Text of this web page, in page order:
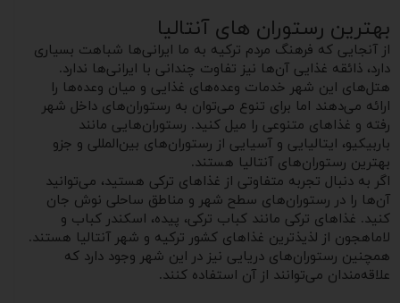
بهترین رستوران های آنتالیا
از آنجایی که فرهنگ مردم ترکیه به ما ایرانی‌ها شباهت بسیاری
دارد، ذائقه غذایی آن‌ها نیز تفاوت چندانی با ایرانی‌ها ندارد.
هتل‌های این شهر خدمات وعده‌های غذایی و میان‌ وعده‌ها را
ارائه می‌دهند اما برای تنوع می‌توان به رستوران‌های داخل شهر
رفته و غذاهای متنوعی را میل کنید. رستوران‌هایی مانند
باربیکیو، ایتالیایی و آسیایی از رستوران‌های بین‌المللی و جزو
بهترین رستوران‌های آنتالیا هستند.
اگر به دنبال تجربه متفاوتی از غذاهای ترکی هستید، می‌توانید
آن‌ها را در رستوران‌های سطح شهر و مناطق ساحلی نوش جان
کنید. غذاهای ترکی مانند کباب ترکی، پیده، اسکندر کباب و
لاماهجون از لذیذترین غذاهای کشور ترکیه و شهر آنتالیا هستند.
همچنین رستوران‌های دریایی نیز در این شهر وجود دارد که
علاقه‌مندان می‌توانند از آن استفاده کنند.